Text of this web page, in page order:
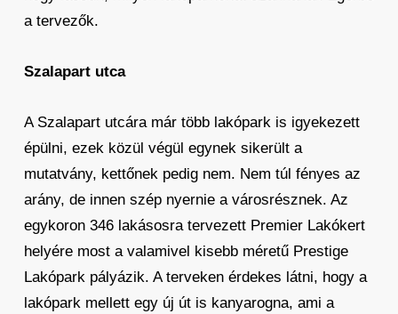
a tervezők.
Szalapart utca
A Szalapart utcára már több lakópark is igyekezett
épülni, ezek közül végül egynek sikerült a
mutatvány, kettőnek pedig nem. Nem túl fényes az
arány, de innen szép nyernie a városrésznek. Az
egykoron 346 lakásosra tervezett Premier Lakókert
helyére most a valamivel kisebb méretű Prestige
Lakópark pályázik. A terveken érdekes látni, hogy a
lakópark mellett egy új út is kanyarogna, ami a